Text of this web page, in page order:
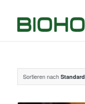
Sortieren nach Standard